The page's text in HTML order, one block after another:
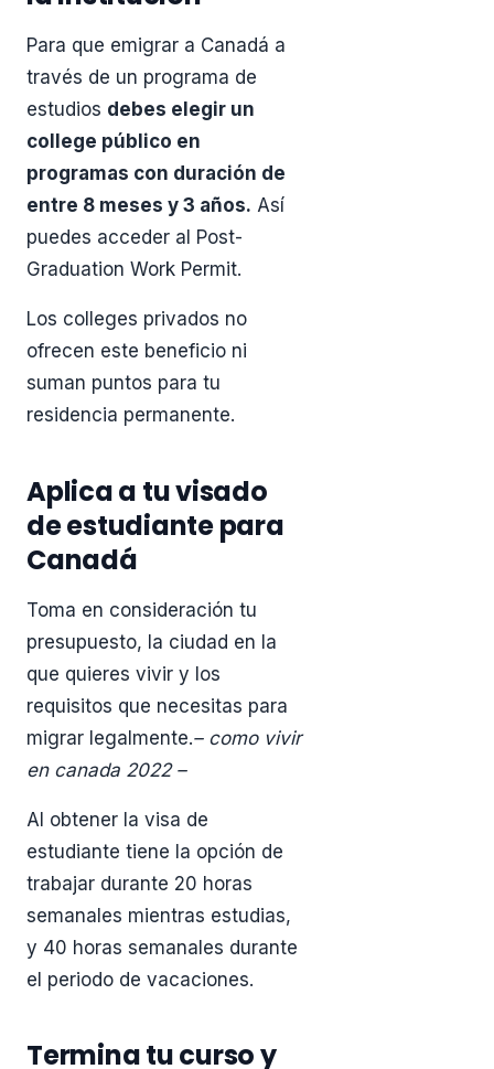
Para que emigrar a Canadá a
través de un programa de
estudios debes elegir un
college público en
programas con duración de
entre 8 meses y 3 años. Así
puedes acceder al Post-
Graduation Work Permit.
Los colleges privados no
ofrecen este beneficio ni
suman puntos para tu
residencia permanente.
Aplica a tu visado
de estudiante para
Canadá
Toma en consideración tu
presupuesto, la ciudad en la
que quieres vivir y los
requisitos que necesitas para
migrar legalmente.– como vivir
en canada 2022 –
Al obtener la visa de
estudiante tiene la opción de
trabajar durante 20 horas
semanales mientras estudias,
y 40 horas semanales durante
el periodo de vacaciones.
Termina tu curso y